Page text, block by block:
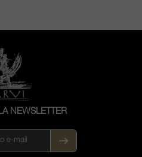
anni, hanno
vitata arrivando a
a Merlot,
Sauvignon e
I loro vini
accuratamente
lieviti indigeni
in botti di rovere
NEWSLETTER